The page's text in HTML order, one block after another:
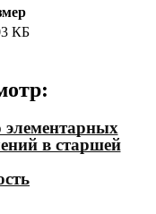
КБ
в старшей